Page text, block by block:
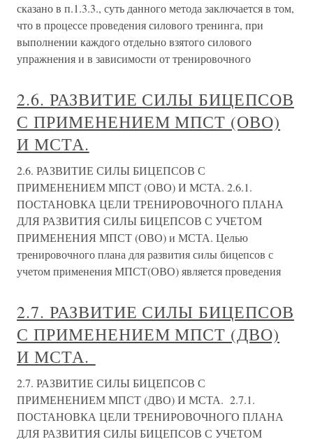
сказано в п.1.3.3., суть данного метода заключается в том,
что в процессе проведения силового тренинга, при
выполнении каждого отдельно взятого силового
упражнения и в зависимости от тренировочного
2.6. РАЗВИТИЕ СИЛЫ БИЦЕПСОВ
С ПРИМЕНЕНИЕМ МПСТ (ОВО)
И МСТА.
2.6. РАЗВИТИЕ СИЛЫ БИЦЕПСОВ С
ПРИМЕНЕНИЕМ МПСТ (ОВО) И МСТА. 2.6.1.
ПОСТАНОВКА ЦЕЛИ ТРЕНИРОВОЧНОГО ПЛАНА
ДЛЯ РАЗВИТИЯ СИЛЫ БИЦЕПСОВ С УЧЕТОМ
ПРИМЕНЕНИЯ МПСТ (ОВО) и МСТА. Целью
тренировочного плана для развития силы бицепсов с
учетом применения МПСТ(ОВО) является проведения
2.7. РАЗВИТИЕ СИЛЫ БИЦЕПСОВ
С ПРИМЕНЕНИЕМ МПСТ (ДВО)
И МСТА.
2.7. РАЗВИТИЕ СИЛЫ БИЦЕПСОВ С
ПРИМЕНЕНИЕМ МПСТ (ДВО) И МСТА. 2.7.1.
ПОСТАНОВКА ЦЕЛИ ТРЕНИРОВОЧНОГО ПЛАНА
ДЛЯ РАЗВИТИЯ СИЛЫ БИЦЕПСОВ С УЧЕТОМ